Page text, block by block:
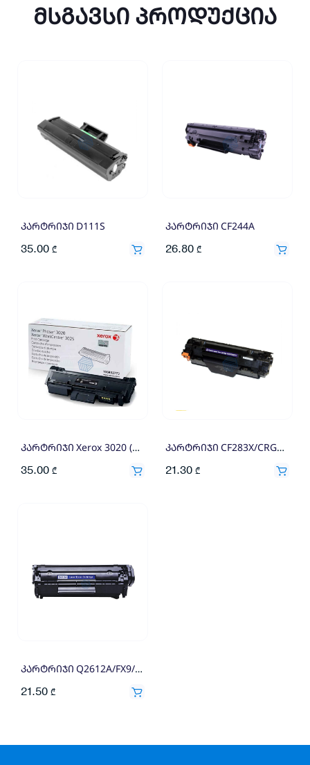
მსგავსი პროდუქცია
კარტრიჯი D111S
35.00 ₾
კარტრიჯი CF244A
26.80 ₾
კარტრიჯი Xerox 3020 (106R02773)
35.00 ₾
კარტრიჯი CF283X/CRG337
21.30 ₾
კარტრიჯი Q2612A/FX9/FX10 Universal
21.50 ₾